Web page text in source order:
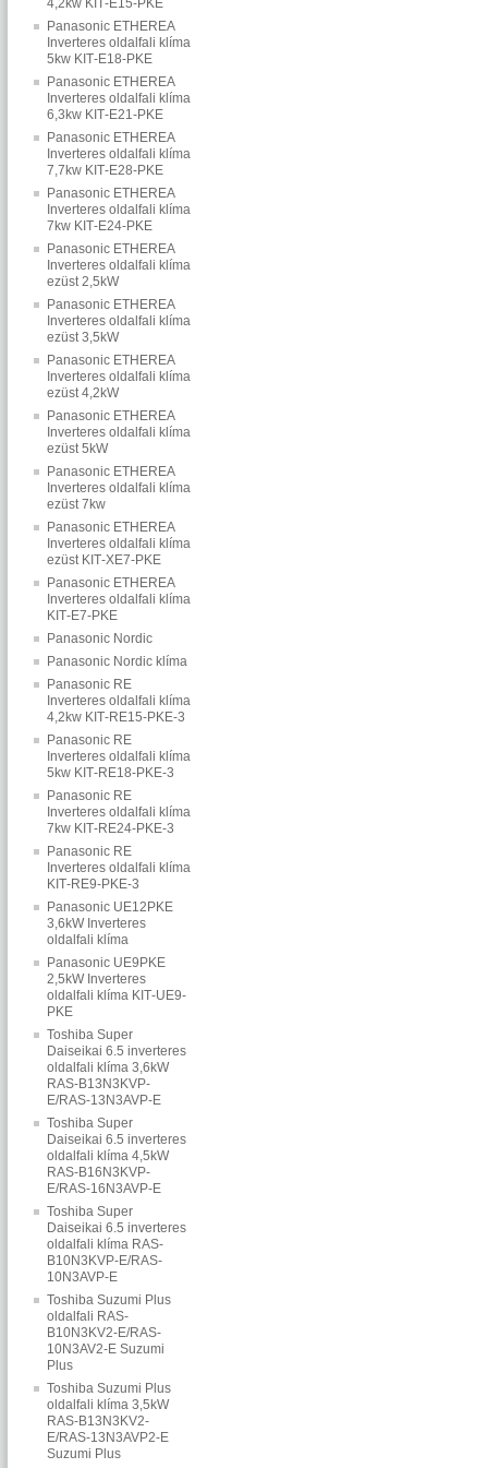
4,2kw KIT‐E15‐PKE
Panasonic ETHEREA
Inverteres oldalfali klíma
5kw KIT‐E18‐PKE
Panasonic ETHEREA
Inverteres oldalfali klíma
6,3kw KIT‐E21‐PKE
Panasonic ETHEREA
Inverteres oldalfali klíma
7,7kw KIT‐E28‐PKE
Panasonic ETHEREA
Inverteres oldalfali klíma
7kw KIT‐E24‐PKE
Panasonic ETHEREA
Inverteres oldalfali klíma
ezüst 2,5kW
Panasonic ETHEREA
Inverteres oldalfali klíma
ezüst 3,5kW
Panasonic ETHEREA
Inverteres oldalfali klíma
ezüst 4,2kW
Panasonic ETHEREA
Inverteres oldalfali klíma
ezüst 5kW
Panasonic ETHEREA
Inverteres oldalfali klíma
ezüst 7kw
Panasonic ETHEREA
Inverteres oldalfali klíma
ezüst KIT‐XE7‐PKE
Panasonic ETHEREA
Inverteres oldalfali klíma
KIT‐E7‐PKE
Panasonic Nordic
Panasonic Nordic klíma
Panasonic RE
Inverteres oldalfali klíma
4,2kw KIT‐RE15‐PKE‐3
Panasonic RE
Inverteres oldalfali klíma
5kw KIT‐RE18‐PKE‐3
Panasonic RE
Inverteres oldalfali klíma
7kw KIT‐RE24‐PKE‐3
Panasonic RE
Inverteres oldalfali klíma
KIT‐RE9‐PKE‐3
Panasonic UE12PKE
3,6kW Inverteres
oldalfali klíma
Panasonic UE9PKE
2,5kW Inverteres
oldalfali klíma KIT‐UE9‐
PKE
Toshiba Super
Daiseikai 6.5 inverteres
oldalfali klíma 3,6kW
RAS-B13N3KVP-
E/RAS-13N3AVP-E
Toshiba Super
Daiseikai 6.5 inverteres
oldalfali klíma 4,5kW
RAS-B16N3KVP-
E/RAS-16N3AVP-E
Toshiba Super
Daiseikai 6.5 inverteres
oldalfali klíma RAS-
B10N3KVP-E/RAS-
10N3AVP-E
Toshiba Suzumi Plus
oldalfali RAS-
B10N3KV2-E/RAS-
10N3AV2-E Suzumi
Plus
Toshiba Suzumi Plus
oldalfali klíma 3,5kW
RAS-B13N3KV2-
E/RAS-13N3AVP2-E
Suzumi Plus